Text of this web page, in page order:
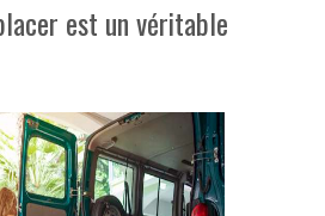
est un véritable